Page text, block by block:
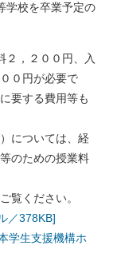
学校を卒業予定の
，２００円、入
０円が必要で
要する費用等も
については、経
のための授業料
覧ください。
／378KB]
学生支援機構ホ